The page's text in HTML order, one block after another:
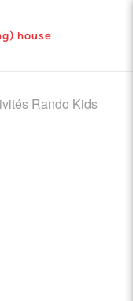
house
Rando Kids